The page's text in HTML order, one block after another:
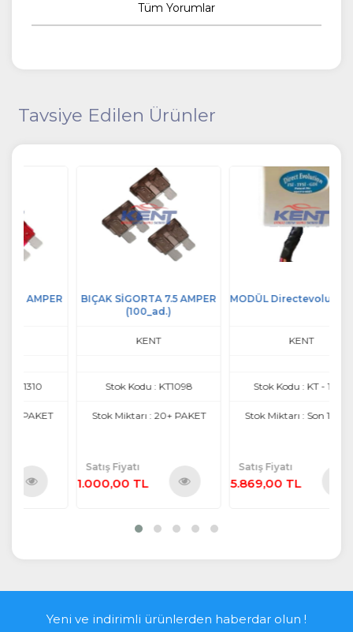
Tüm Yorumlar
Tavsiye Edilen Ürünler
BIÇAK SİGORTA 7.5 AMPER
Stok Kodu : KT1098
Stok Miktarı : 20+ PAKET
Satış Fiyatı
1.000,00 TL
İncele
MODÜL Directevolution GDI
Stok Kodu : KT - 1340
Stok Miktarı : Son 1 ADET
Satış Fiyatı
5.869,00 TL
Yeni ve indirimli ürünlerden haberdar olun !